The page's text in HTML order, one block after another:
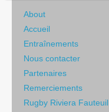
About
Accueil
Entraînements
Nous contacter
Partenaires
Remerciements
Rugby Riviera Fauteuil